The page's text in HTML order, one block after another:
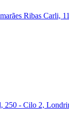
Ribas Carli,
250 - Cilo 2,